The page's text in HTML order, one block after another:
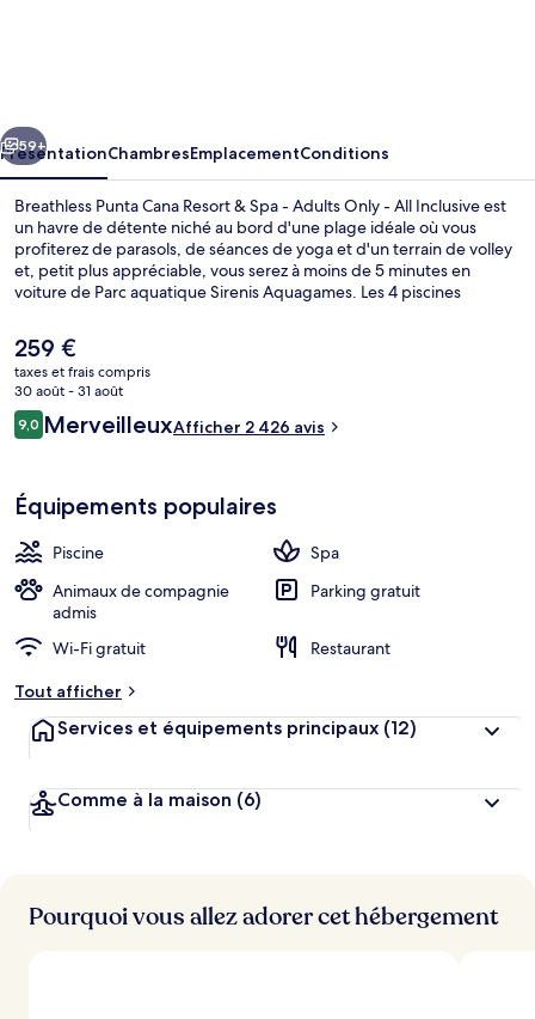
&
Spa
Adults
Only
All
Inclusive
Suivant
59+
PrésentationChambresEmplacementConditions
Breathless Punta Cana Resort & Spa - Adults Only - All Inclusive est
un havre de détente niché au bord d'une plage idéale où vous
profiterez de parasols, de séances de yoga et d'un terrain de volley
et, petit plus appréciable, vous serez à moins de 5 minutes en
voiture de Parc aquatique Sirenis Aquagames. Les 4 piscines
tandis que ceux souhaitant se faire chouchouter pourront profiter
des dépresso-massages, des enveloppements corporels et des
soins d'aromathérapie. L'établissement Silk City sert des spécialités
Cuisine asiatique et est ouvert pour le dîner. Cet hébergement de
luxe abrite en outre 5 bars en bord de piscine, un casino et une
discothèque. Les autres voyageurs adorent la piscine rafraîchissante
Le
prix
actuel
est
de
259 €
taxes et frais compris
30 août - 31 août
Avis
voyageurs
9,09,0 sur 10
MerveilleuxAfficher 2 426 avis
Équipements populaires
Piscine
Spa
Animaux de compagnie
admis
Parking gratuit
Wi-Fi gratuit
Restaurant
Tout afficher
Services et équipements principaux (12)
Comme à la maison (6)
Pourquoi vous allez adorer cet hébergement